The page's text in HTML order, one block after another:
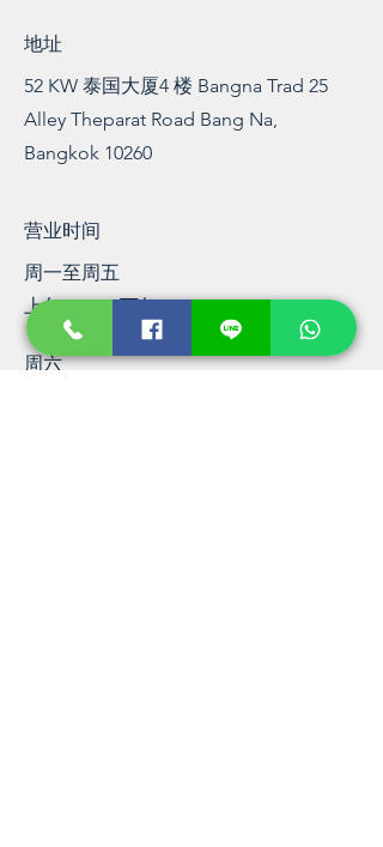
地址
52 KW 泰国大厦4 楼 Bangna Trad 25
Alley Theparat Road Bang Na,
Bangkok 10260
营业时间
周一至周五
上午 8:00 – 下午 17:00
周六